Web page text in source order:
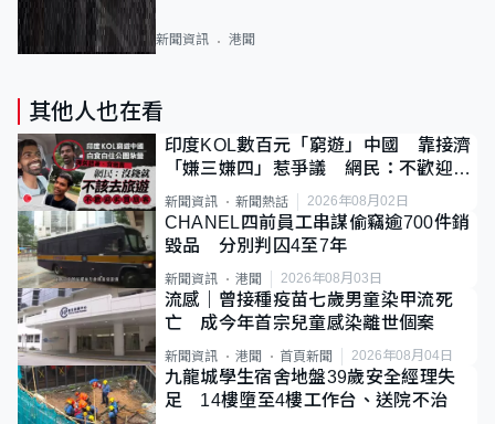
新聞資訊 港聞
其他人也在看
印度KOL數百元「窮遊」中國 靠接濟
「嫌三嫌四」惹爭議 網民：不歡迎劣
質旅客
新聞資訊 新聞熱話 2026年08月02日
CHANEL四前員工串謀偷竊逾700件銷
毀品 分別判囚4至7年
新聞資訊 港聞 2026年08月03日
流感｜曾接種疫苗七歲男童染甲流死
亡 成今年首宗兒童感染離世個案
新聞資訊 港聞 首頁新聞 2026年08月04日
九龍城學生宿舍地盤39歲安全經理失
足 14樓墮至4樓工作台、送院不治